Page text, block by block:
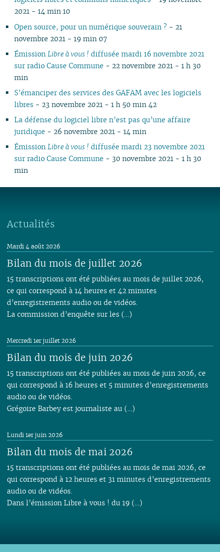
2021 - 14 min 10
Open source, pour un numérique souverain ? - 21
novembre 2021 - 19 min 07
Émission Libre à vous ! diffusée mardi 16 novembre 2021
sur radio Cause Commune - 22 novembre 2021 - 1 h 30
min
S’émanciper des services des GAFAM avec les logiciels
libres- 23 novembre 2021 - 1 h 50 min 42
La défense du logiciel libre n’est pas qu’une affaire
juridique - 26 novembre 2021 - 14 min
Émission Libre à vous ! diffusée mardi 23 novembre 2021
sur radio Cause Commune - 30 novembre 2021 - 1 h 30
min
Actualités
Bilan du mois de juillet 2026
Mardi 4 août 2026
15 transcriptions ont été publiées au mois de juillet 2026,
ce qui correspond à 14 heures et 42 minutes
d’enregistrements audio ou de vidéos.
La commission d’enquête sur les (…)
Bilan du mois de juin 2026
Mercredi 1er juillet 2026
15 transcriptions ont été publiées au mois de juin 2026, ce
qui correspond à 16 heures et 5 minutes d’enregistrements
audio ou de vidéos.
Grégoire Barbey est journaliste au (…)
Bilan du mois de mai 2026
Lundi 1er juin 2026
15 transcriptions ont été publiées au mois de mai 2026, ce
qui correspond à 12 heures et 31 minutes d’enregistrements
audio ou de vidéos.
Dans l’émission Libre à vous ! du 19 (…)